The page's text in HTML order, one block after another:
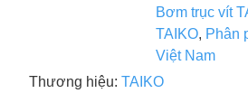
Bơm trục vít
TAIKO, Phân
Việt Nam
Thương hiệu: TAIKO